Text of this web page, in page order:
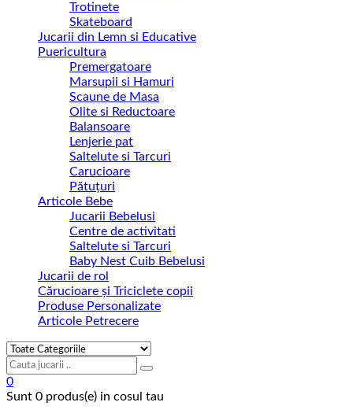
Trotinete
Skateboard
Jucarii din Lemn si Educative
Puericultura
Premergatoare
Marsupii si Hamuri
Scaune de Masa
Olite si Reductoare
Balansoare
Lenjerie pat
Saltelute si Tarcuri
Carucioare
Pătuțuri
Articole Bebe
Jucarii Bebelusi
Centre de activitati
Saltelute si Tarcuri
Baby Nest Cuib Bebelusi
Jucarii de rol
Cărucioare și Triciclete copii
Produse Personalizate
Articole Petrecere
0
Sunt 0 produs(e) in cosul tau